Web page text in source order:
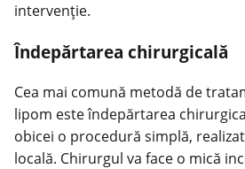
intervenție.
Îndepărtarea chirurgicală
Cea mai comună metodă de
lipom este îndepărtarea
obicei o procedură simplă,
locală. Chirurgul va face o mică